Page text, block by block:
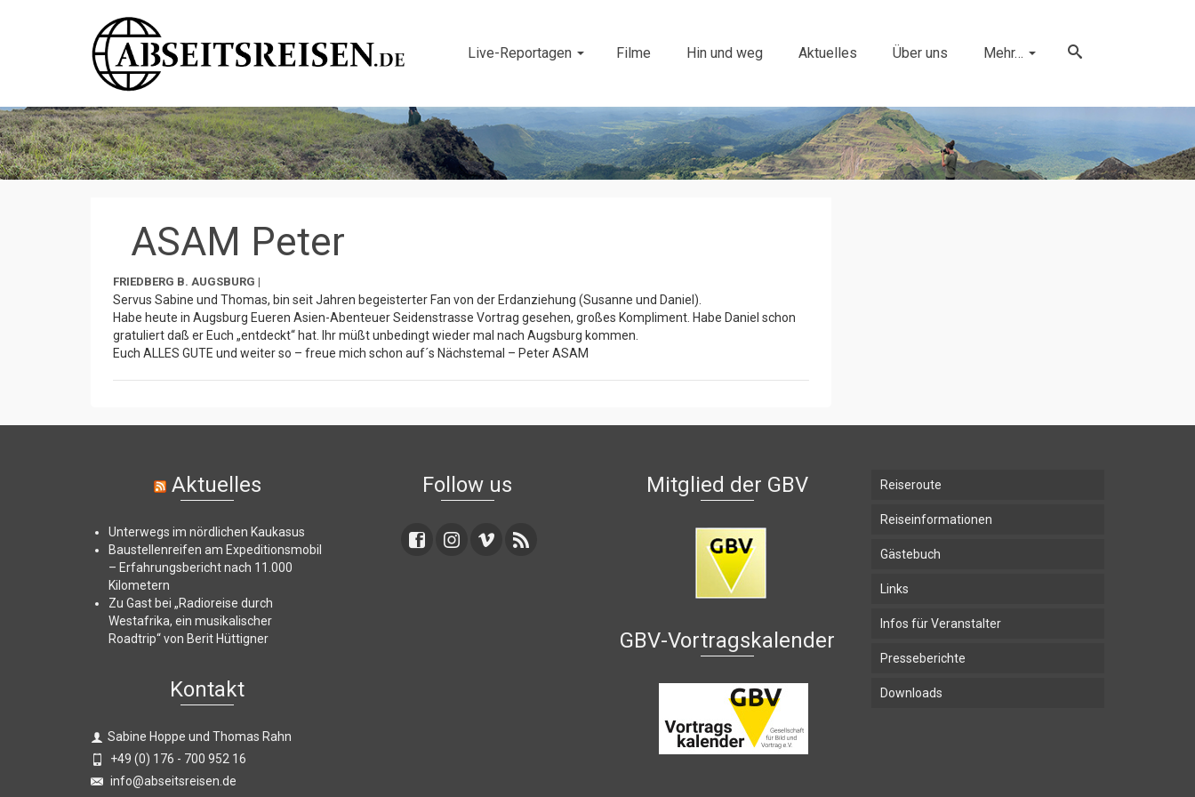
Live-Reportagen Filme Hin und weg Aktuelles Über uns Mehr…
ASAM Peter
FRIEDBERG B. AUGSBURG |
Servus Sabine und Thomas, bin seit Jahren begeisterter Fan von der Erdanziehung (Susanne und Daniel).
Habe heute in Augsburg Eueren Asien-Abenteuer Seidenstrasse Vortrag gesehen, großes Kompliment. Habe Daniel schon
gratuliert daß er Euch „entdeckt“ hat. Ihr müßt unbedingt wieder mal nach Augsburg kommen.
Euch ALLES GUTE und weiter so – freue mich schon auf´s Nächstemal – Peter ASAM
Aktuelles
Unterwegs im nördlichen Kaukasus
Baustellenreifen am Expeditionsmobil
– Erfahrungsbericht nach 11.000
Kilometern
Zu Gast bei „Radioreise durch
Westafrika, ein musikalischer
Roadtrip“ von Berit Hüttigner
Kontakt
Sabine Hoppe und Thomas Rahn
+49 (0) 176 - 700 952 16
info@abseitsreisen.de
Follow us Mitglied der GBV
GBV-Vortragskalender
Reiseroute
Reiseinformationen
Gästebuch
Links
Infos für Veranstalter
Presseberichte
Downloads